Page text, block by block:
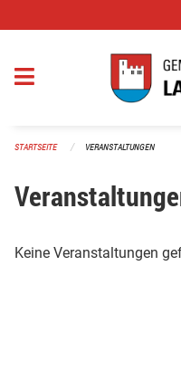
STARTSEITE VERANSTALTUNGEN
Keine Veranstaltungen